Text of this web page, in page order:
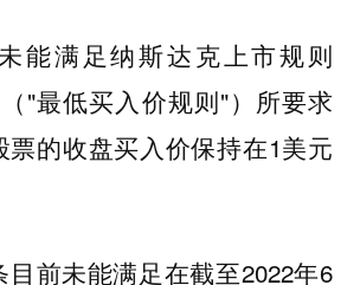
能满足纳斯达克上市规则
"最低买入价规则"）所要求
票的收盘买入价保持在1美元
前未能满足在截至2022年6